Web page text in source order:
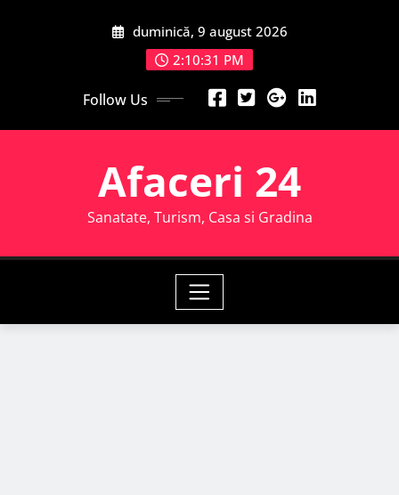
duminică, 9 august 2026
2:10:32 PM
Follow Us
Afaceri 24
Sanatate, Turism, Casa si Gradina